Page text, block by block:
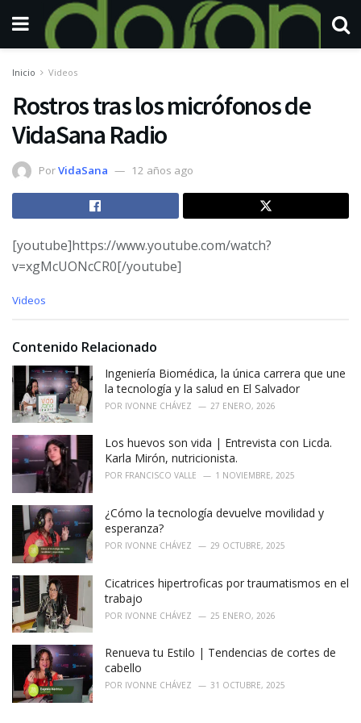
Inicio Videos
Rostros tras los micrófonos de
VidaSana Radio
PorVidaSana 12 años ago
[youtube]https://www.youtube.com/watch?
v=xgMcUONcCR0[/youtube]
C
e
r
e
:
Videos
Contenido Relacionado
Ingeniería Biomédica, la única carrera que une
la tecnología y la salud en El Salvador
POR IVONNE CHÁVEZ 27 ENERO, 2026
Los huevos son vida | Entrevista con Licda.
Karla Mirón, nutricionista.
POR FRANCISCO VALLE 1 NOVIEMBRE, 2025
¿Cómo la tecnología devuelve movilidad y
esperanza?
POR IVONNE CHÁVEZ 29 OCTUBRE, 2025
Cicatrices hipertroficas por traumatismos en el
trabajo
POR IVONNE CHÁVEZ 25 ENERO, 2026
Renueva tu Estilo | Tendencias de cortes de
cabello
POR IVONNE CHÁVEZ 31 OCTUBRE, 2025